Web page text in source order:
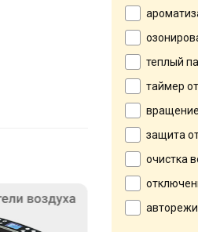
теплый
таймер
защита
очистка